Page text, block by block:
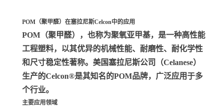
POM（聚甲醛）在塞拉尼斯Celcon中的应用
POM（聚甲醛）
，也称为聚氧亚甲基，是一种高性能
工程塑料，以其优异的机械性能、耐磨性、耐化学性
和尺寸稳定性著称。美国塞拉尼斯公司（Celanese）
生产的Celcon®是其知名的POM品牌，广泛应用于多
个行业。
主要应用领域